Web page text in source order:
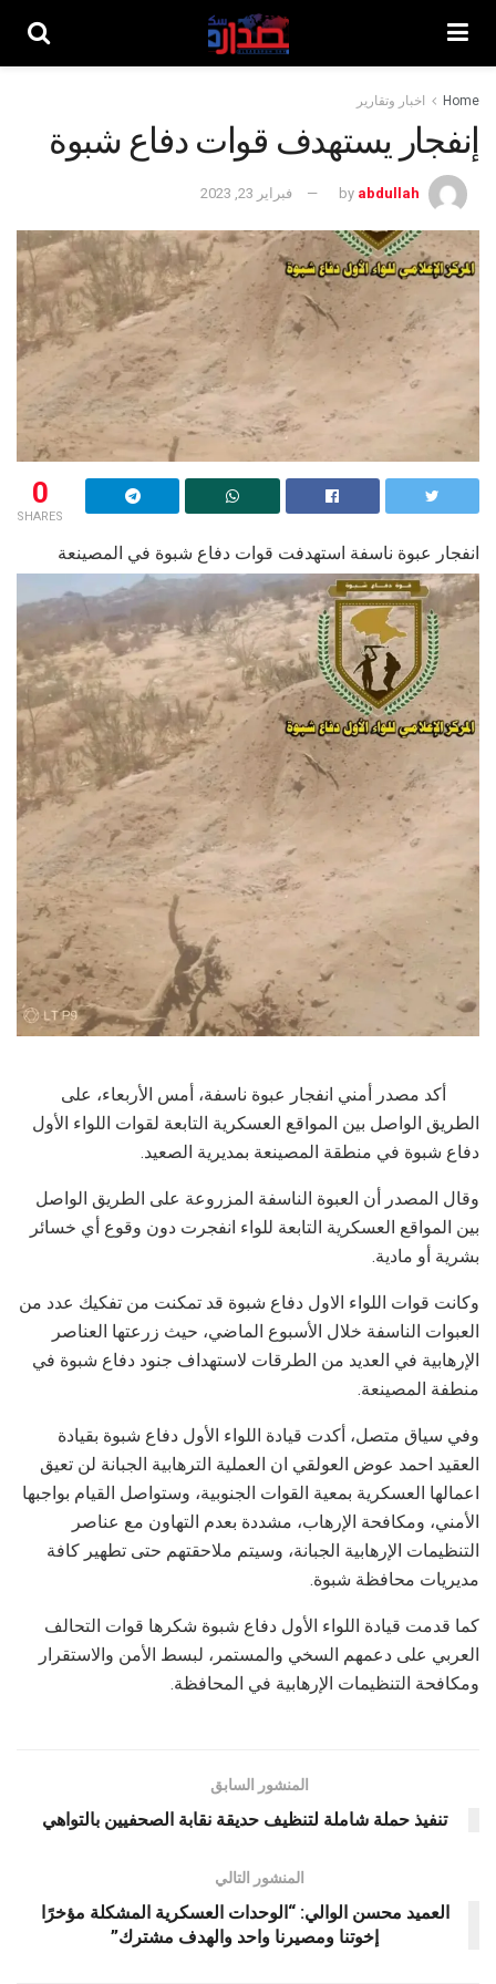
Home اخبار وتقارير
إنفجار يستهدف قوات دفاع شبوة
by abdullah فبراير 23, 2023
0
SHARES
انفجار عبوة ناسفة استهدفت قوات دفاع شبوة في المصينعة
أكد مصدر أمني انفجار عبوة ناسفة، أمس الأربعاء، على
الطريق الواصل بين المواقع العسكرية التابعة لقوات اللواء الأول
دفاع شبوة في منطقة المصينعة بمديرية الصعيد.
وقال المصدر أن العبوة الناسفة المزروعة على الطريق الواصل
بين المواقع العسكرية التابعة للواء انفجرت دون وقوع أي خسائر
بشرية أو مادية.
وكانت قوات اللواء الاول دفاع شبوة قد تمكنت من تفكيك عدد من
العبوات الناسفة خلال الأسبوع الماضي، حيث زرعتها العناصر
الإرهابية في العديد من الطرقات لاستهداف جنود دفاع شبوة في
منطفة المصينعة.
وفي سياق متصل، أكدت قيادة اللواء الأول دفاع شبوة بقيادة
العقيد احمد عوض العولقي ان العملية الترهابية الجبانة لن تعيق
اعمالها العسكرية بمعية القوات الجنوبية، وستواصل القيام بواجبها
الأمني، ومكافحة الإرهاب، مشددة بعدم التهاون مع عناصر
التنظيمات الإرهابية الجبانة، وسيتم ملاحقتهم حتى تطهير كافة
مديريات محافظة شبوة.
كما قدمت قيادة اللواء الأول دفاع شبوة شكرها قوات التحالف
العربي على دعمهم السخي والمستمر، لبسط الأمن والاستقرار
ومكافحة التنظيمات الإرهابية في المحافظة.
المنشور السابق
تنفيذ حملة شاملة لتنظيف حديقة نقابة الصحفيين بالتواهي
المنشور التالي
العميد محسن الوالي: “الوحدات العسكرية المشكلة مؤخرًا
إخوتنا ومصيرنا واحد والهدف مشترك”